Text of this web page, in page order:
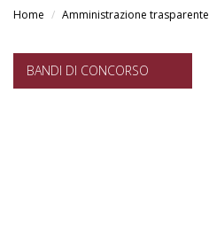
Home Amministrazione trasparente
BANDI DI CONCORSO